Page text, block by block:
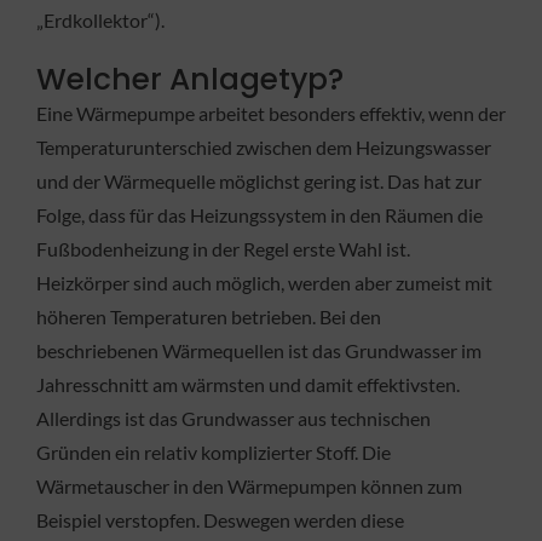
„Erdkollektor“).
Welcher Anlagetyp?
Eine Wärmepumpe arbeitet besonders effektiv, wenn der
Temperaturunterschied zwischen dem Heizungswasser
und der Wärmequelle möglichst gering ist. Das hat zur
Folge, dass für das Heizungssystem in den Räumen die
Fußbodenheizung in der Regel erste Wahl ist.
Heizkörper sind auch möglich, werden aber zumeist mit
höheren Temperaturen betrieben. Bei den
beschriebenen Wärmequellen ist das Grundwasser im
Jahresschnitt am wärmsten und damit effektivsten.
Allerdings ist das Grundwasser aus technischen
Gründen ein relativ komplizierter Stoff. Die
Wärmetauscher in den Wärmepumpen können zum
Beispiel verstopfen. Deswegen werden diese